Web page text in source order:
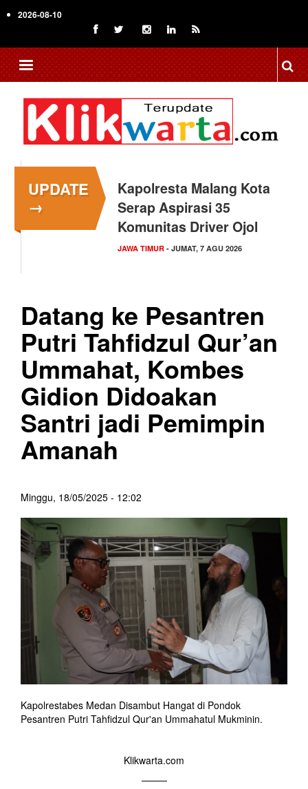
to
content
2026-08-10
UPDATE
→
Kapolresta Malang Kota
Serap Aspirasi 35
Komunitas Driver Ojol
JAWA TIMUR - JUMAT, 7 AGU 2026
Datang ke Pesantren
Putri Tahfidzul Qur’an
Ummahat, Kombes
Gidion Didoakan
Santri jadi Pemimpin
Amanah
Minggu, 18/05/2025 - 12:02
Kapolrestabes Medan Disambut Hangat di Pondok
Pesantren Putri Tahfidzul Qur'an Ummahatul Mukminin.
Klikwarta.com